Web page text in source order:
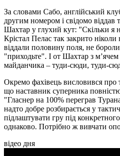
За словами Сабо, англійський
другим номером і свідомо віддав
Шахтар у глухий кут: "Скільки я
Крістал Пелас так закрито
віддали половину поля, не
"приходьте". І от Шахтар з
майданчика – туди-сюди, туди-
Окремо фахівець висловився про
що наставник суперника
"Гласнер на 100% переграв
надто добре розбирається у
підлаштувати гру під
однаково. Потрібно ж вивчати
відео дня